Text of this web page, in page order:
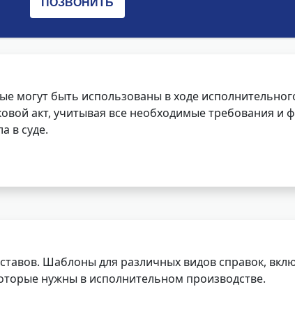
могут быть использованы в ходе
акт, учитывая все необходимые требования
в суде.
Шаблоны для различных видов справок,
нужны в исполнительном производстве.